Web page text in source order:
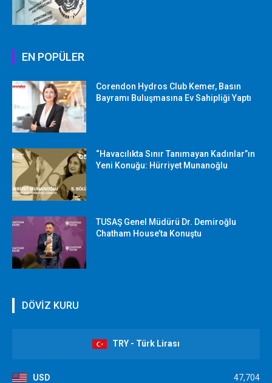
EN POPÜLER
Corendon Hydros Club Kemer, Basın
Bayramı Buluşmasına Ev Sahipliği Yaptı
“Havacılıkta Sınır Tanımayan Kadınlar”ın
Yeni Konuğu: Hürriyet Munanoğlu
TUSAŞ Genel Müdürü Dr. Demiroğlu
Chatham House’ta Konuştu
DÖVİZ KURU
TRY - Türk Lirası
USD 47,704